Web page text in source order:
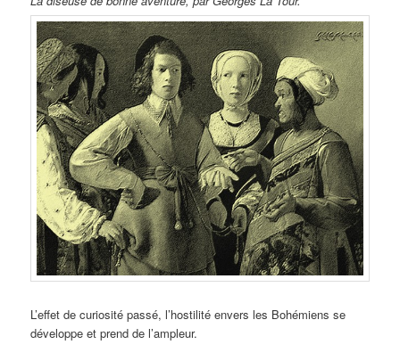
L’effet de curiosité passé, l’hostilité envers les Bohémiens se
développe et prend de l’ampleur.